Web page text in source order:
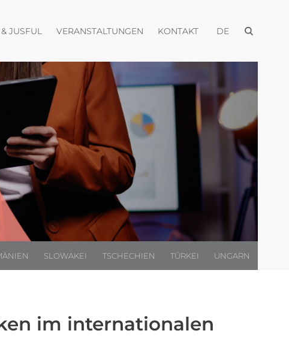
JUSFUL Menü öffnen
VERANSTALTUNGEN Menü öffnen
KONTAKTMenü öffnen
DE Menü öffnen
SLOWAKEI TSCHECHIEN TÜRKEI UNGARN
im internationalen